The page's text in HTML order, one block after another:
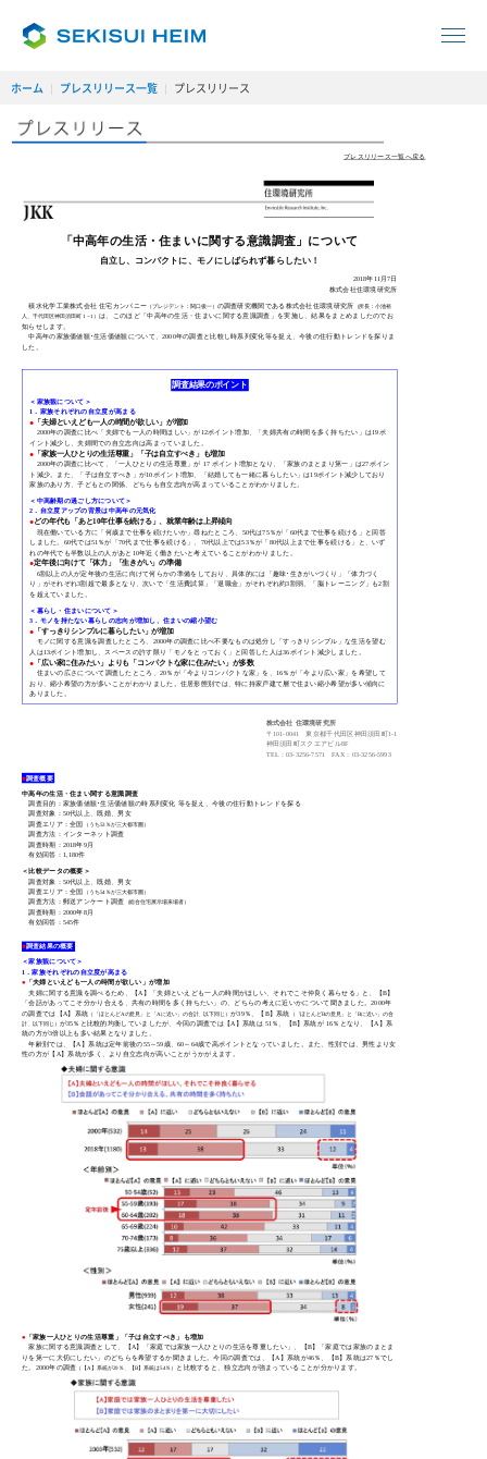
ホーム プレスリリース一覧 プレスリリース
プレスリリース一覧へ戻る
「中高年の生活・住まいに関する意識調査」について
自立し、コンパクトに、モノにしばられず暮らしたい！
2018年11月7日
株式会社住環境研究所
積水化学工業株式会社 住宅カンパニー （プレジデント：関口俊一） の調査研究機関である株式会社住環境研究所
（所長：小池裕
人、千代田区神田須田町 1－1）は、このほど「中高年の生活・住まいに関する意識調査」を実施し、結果をまとめましたのでお
知らせします。
中高年の家族価値観･生活価値観について、2000年の調査と比較し時系列変化等を捉え、今後の住行動トレンドを探りま
した。
調査結果のポイント
＜家族観について＞
1．家族それぞれの自立度が高まる
● 「夫婦といえども一人の時間が欲しい」が増加
2000年の調査に比べ「夫婦でも一人の時間ほしい」が12ポイント増加、「夫婦共有の時間を多く持ちたい」は19ポ
イント減少し、夫婦間での自立志向は高まっていました。
● 「家族一人ひとりの生活尊重」「子は自立すべき」も増加
2000年の調査に比べて、「一人ひとりの生活尊重」が 17 ポイント増加となり、「家族のまとまり第一」は27ポイン
ト減少。また、「子は自立すべき」が10ポイント増加、「結婚しても一緒に暮らしたい」は19ポイント減少しており
家族のあり方、子どもとの関係、どちらも自立志向が高まっていることがわかりました。
＜中高齢期の過ごし方について＞
2．自立度アップの背景は中高年の元気化
●どの年代も「あと10年仕事を続ける」、就業年齢は上昇傾向
現在働いている方に「何歳まで仕事を続けたいか」尋ねたところ、50代は75％が「60代まで仕事を続ける」と回答
しました。60代では51％が「70代まで仕事を続ける」、70代以上では53％が「80代以上まで仕事を続ける」と、いず
れの年代でも半数以上の人があと10年近く働きたいと考えていることがわかりました。
●定年後に向けて「体力」「生きがい」の準備
6割以上の人が定年後の生活に向けて何らかの準備をしており、具体的には「趣味･生きがいづくり」「体力づく
り」がそれぞれ3割超で最多となり、次いで「生活費試算」「退職金」がそれぞれ約3割弱、「脳トレーニング」も2割
を超えていました。
＜暮らし・住まいについて＞
3．モノを持たない暮らしの志向が増加し、住まいの縮小望む
● 「すっきりシンプルに暮らしたい」が増加
モノに関する意識を調査したところ、2000年の調査に比べ不要なものは処分し「すっきりシンプル」な生活を望む
人は13ポイント増加し、スペースの許す限り「モノをとっておく」と回答した人は36ポイント減少しました。
● 「広い家に住みたい」よりも「コンパクトな家に住みたい」が多数
住まいの広さについて調査したところ、20％が「今よりコンパクトな家」を、16％が「今より広い家」を希望して
おり、縮小希望の方が多いことがわかりました。住居形態別では、特に持家戸建て層で住まい縮小希望が多い傾向に
ありました。
株式会社 住環境研究所
〒101-0041 東京都千代田区神田須田町1-1
神田須田町スクエアビル8F
TEL：03-3256-7571 FAX：03-3256-5993
■調査概要
中高年の生活・住まい関する意識調査
調査目的：家族価値観･生活価値観の時系列変化 等を捉え、今後の住行動トレンドを探る
調査対象：50代以上、既婚、男女
調査エリア：全国
（うち53％が三大都市圏）
調査方法：インターネット調査
調査時期：2018年9月
有効回答：1,180件
＜比較データの概要＞
調査対象：50代以上、既婚、男女
調査エリア：全国
（うち54％が三大都市圏）
調査方法：郵送アンケート調査 （総合住宅展示場来場者）
調査時期：2000年8月
有効回答：545件
■調査結果の概要
＜家族観について＞
1．家族それぞれの自立度が高まる
● 「夫婦といえども一人の時間が欲しい」が増加
夫婦に関する意識を調べるため、【A】「夫婦といえども一人の時間がほしい、それでこそ仲良く暮らせる」と、【B】
「会話があってこそ分かり合える、共有の時間を多く持ちたい」の、どちらの考えに近いかについて聞きました。2000年
の調査では【A】系統 （「ほとんどAの意見」と「Aに近い」の合計、以下同じ）が39％、【B】系統
（「ほとんどBの意見」と「Bに近い」の合
計、以下同じ） が35％と比較的均衡していましたが、今回の調査では【A】系統は 51％、【B】系統が 16％となり、【A】系
統の方が3倍以上も多い結果となりました。
年齢別では、【A】系統は定年前後の55～59歳、60～64歳で高ポイントとなっていました。また、性別では、男性より女
性の方が【A】系統が多く、より自立志向が高いことがうかがえます。
● 「家族一人ひとりの生活尊重」「子は自立すべき」も増加
家族に関する意識調査として、【A】「家庭では家族一人ひとりの生活を尊重したい」、【B】「家庭では家族のまとま
りを第一に大切にしたい」のどちらを希望するか聞きました。今回の調査では、【A】系統が46％、【B】系統は27％でし
た。2000年の調査 （【A】系統が29％、【B】系統は54％） と比較すると、独立志向が強まっていることが分かります。